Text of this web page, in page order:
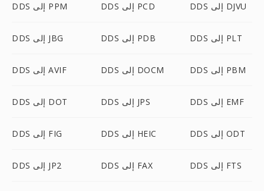
DDS إلى PPM DDS إلى PCD DDS إلى DJVU
DDS إلى JBG DDS إلى PDB DDS إلى PLT
DDS إلى AVIF DDS إلى DOCM DDS إلى PBM
DDS إلى DOT DDS إلى JPS DDS إلى EMF
DDS إلى FIG DDS إلى HEIC DDS إلى ODT
DDS إلى JP2 DDS إلى FAX DDS إلى FTS